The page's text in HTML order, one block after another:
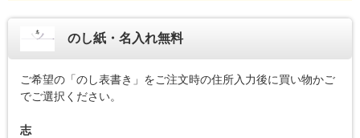
のし紙・名入れ無料
ご希望の「のし表書き」をご注文時の住所入力後に買い物かご
でご選択ください。
志